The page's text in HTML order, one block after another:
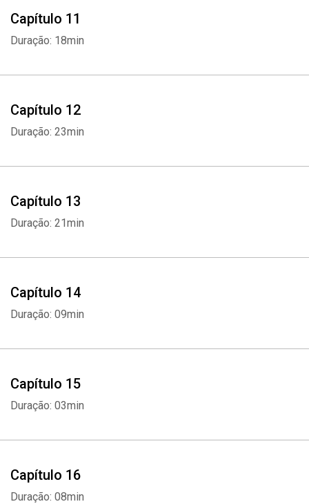
Capítulo 11
Duração: 18min
Capítulo 12
Duração: 23min
Capítulo 13
Duração: 21min
Capítulo 14
Duração: 09min
Capítulo 15
Duração: 03min
Capítulo 16
Duração: 08min